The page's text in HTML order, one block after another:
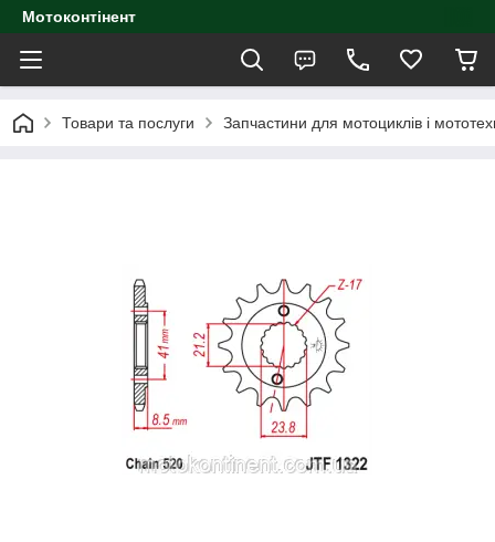
Мотоконтінент
Товари та послуги Запчастини для мотоциклів і